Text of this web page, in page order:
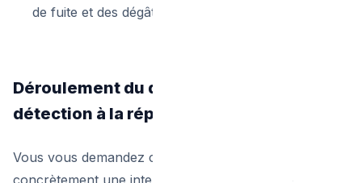
de fuite et des dégâts collatéraux.
Déroulement du dépannage : De la
détection à la réparation
Vous vous demandez comment se passe
concrètement une intervention de dépannage